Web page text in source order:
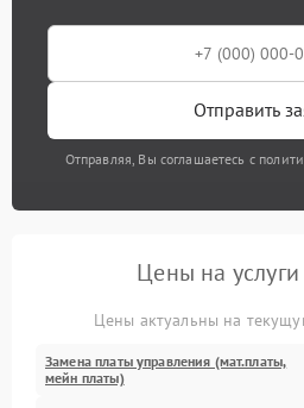
Отправить
Отправляя, Вы соглашаетесь с
Цены на
Цены актуальны на
Замена платы управления (мат.платы,
мейн платы)